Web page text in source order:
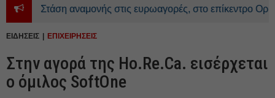
Στάση αναμονής στις ευρωαγορές, στο επίκεντρο Ορμούζ
ΕΙΔΗΣΕΙΣ ΕΠΙΧΕΙΡΗΣΕΙΣ
Στην αγορά της Ho.Re.Ca. εισέρχεται
ο όμιλος SoftOne